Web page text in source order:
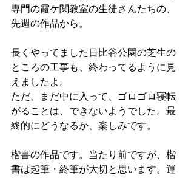
専門の霞ケ関教室の生徒さんたちの、
先週の作品から。
長くやってました日比谷公園の芝生の
ところの工事も、終わってるように見
えましたよ。
ただ、まだ中に入って、ゴロゴロ寝転
がることは、できないようでした。最
終的にどうなるか、楽しみです。
楷書の作品です。当たり前ですが、楷
書は起筆・終筆が大切と思います。運